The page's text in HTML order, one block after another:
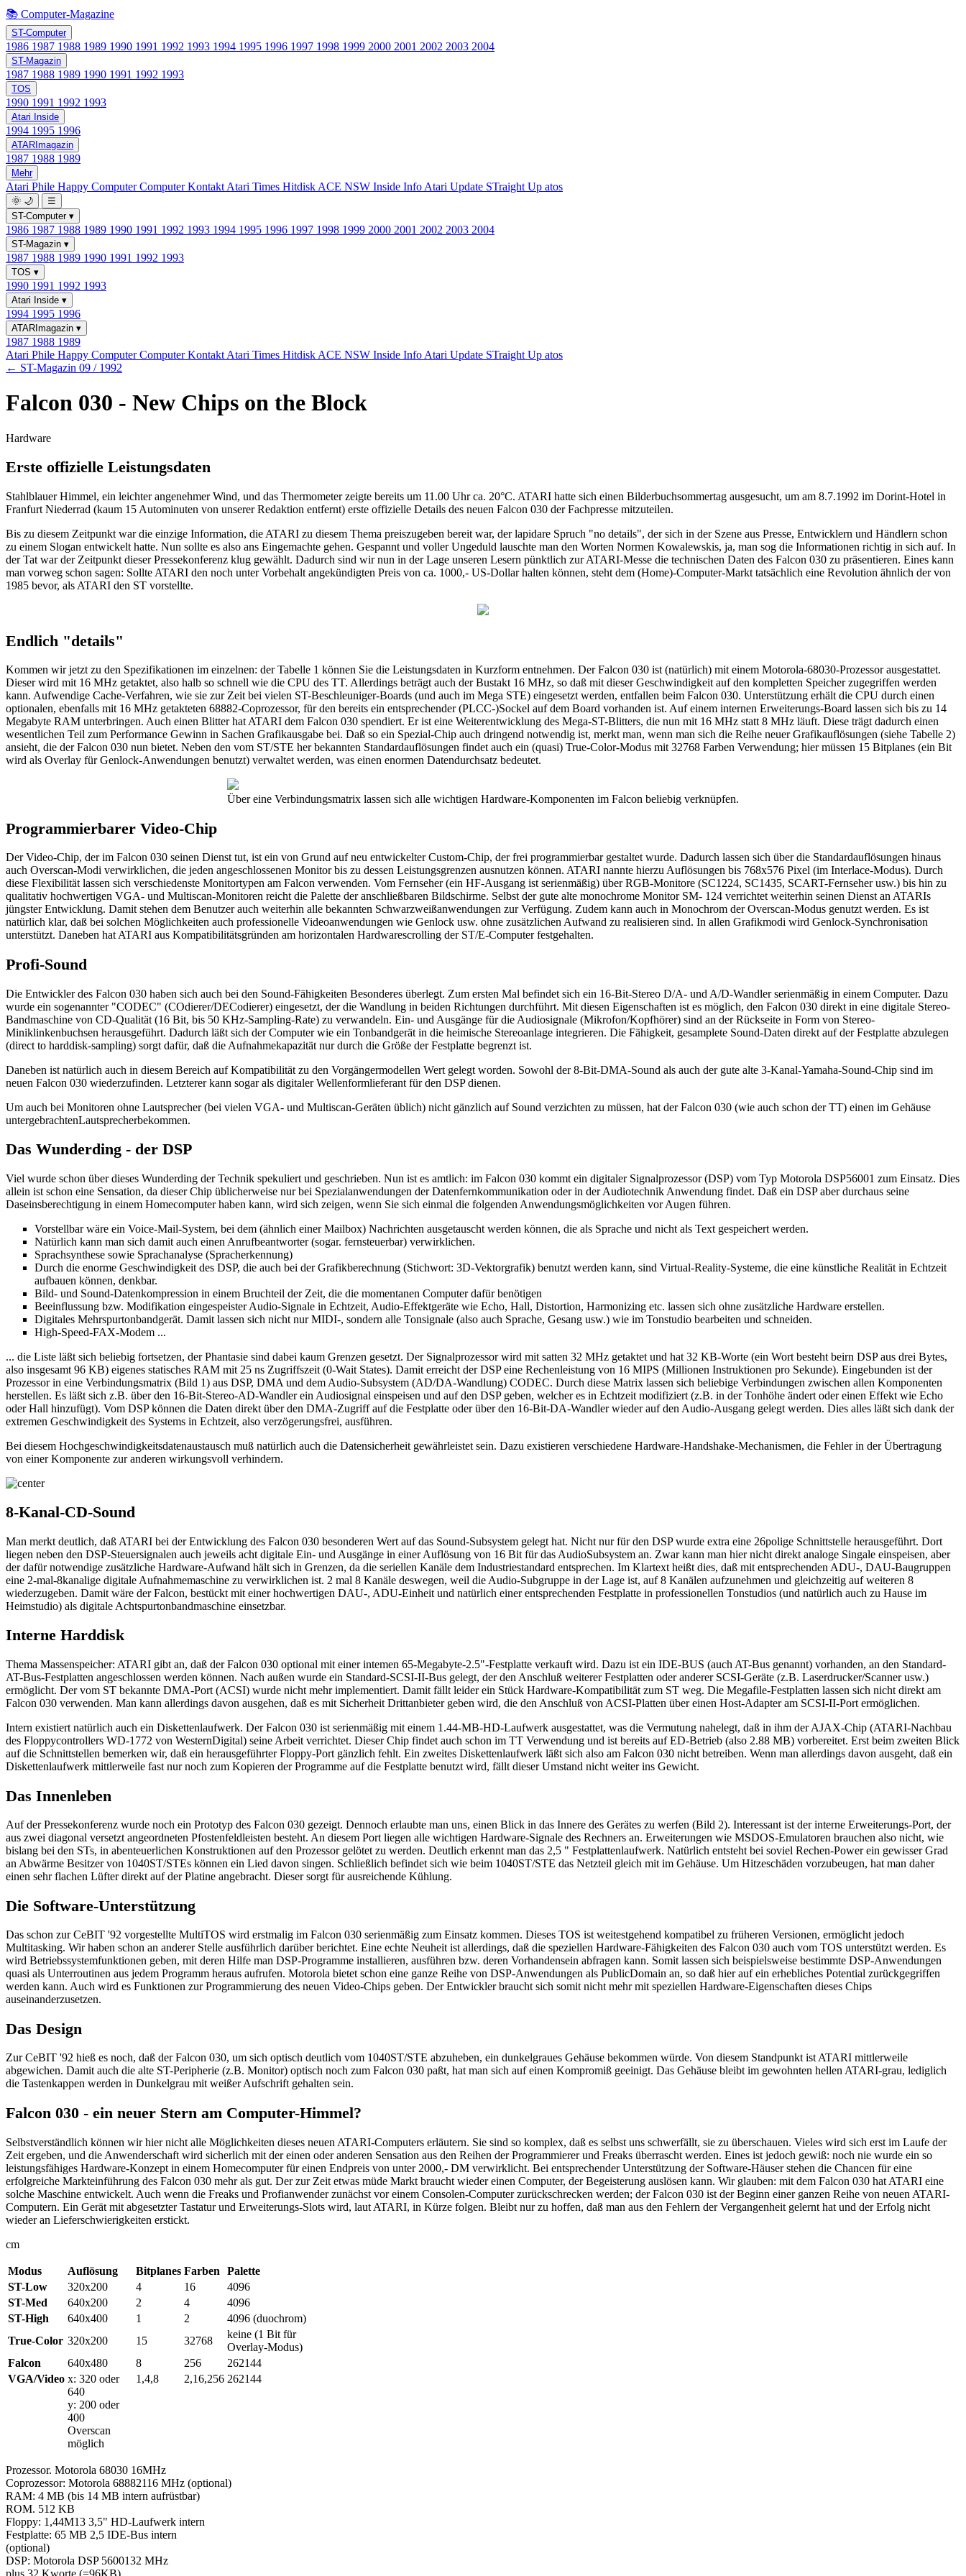
📚 Computer-Magazine
ST-Computer
1986 1987 1988 1989 1990 1991 1992 1993 1994 1995 1996 1997 1998 1999 2000 2001 2002 2003 2004
ST-Magazin
1987 1988 1989 1990 1991 1992 1993
TOS
1990 1991 1992 1993
Atari Inside
1994 1995 1996
ATARImagazin
1987 1988 1989
Mehr
Atari Phile Happy ComputerComputer Kontakt Atari Times Hitdisk ACE NSW Inside Info Atari Update STraight Up atos
🌞 🌙
☰
ST-Computer ▾
1986 1987 1988 1989 1990 1991 1992 1993 1994 1995 1996 1997 1998 1999 2000 2001 2002 2003 2004
ST-Magazin ▾
1987 1988 1989 1990 1991 1992 1993
TOS ▾
1990 1991 1992 1993
Atari Inside ▾
1994 1995 1996
ATARImagazin ▾
1987 1988 1989
Atari Phile Happy ComputerComputer Kontakt Atari Times Hitdisk ACE NSW Inside Info Atari Update STraight Up atos
← ST-Magazin 09 / 1992
Falcon 030 - New Chips on the Block
Hardware
Erste offizielle Leistungsdaten
Stahlblauer Himmel, ein leichter angenehmer Wind, und das Thermometer zeigte bereits um 11.00 Uhr ca. 20°C. ATARI hatte sich einen Bilderbuchsommertag ausgesucht, um am 8.7.1992 im Dorint-Hotel in
Franfurt Niederrad (kaum 15 Autominuten von unserer Redaktion entfernt) erste offizielle Details des neuen Falcon 030 der Fachpresse mitzuteilen.
Bis zu diesem Zeitpunkt war die einzige Information, die ATARI zu diesem Thema preiszugeben bereit war, der lapidare Spruch "no details", der sich in der Szene aus Presse, Entwicklern und Händlern schon
zu einem Slogan entwickelt hatte. Nun sollte es also ans Eingemachte gehen. Gespannt und voller Ungeduld lauschte man den Worten Normen Kowalewskis, ja, man sog die Informationen richtig in sich auf. In
der Tat war der Zeitpunkt dieser Pressekonferenz klug gewählt. Dadurch sind wir nun in der Lage unseren Lesern pünktlich zur ATARI-Messe die technischen Daten des Falcon 030 zu präsentieren. Eines kann
man vorweg schon sagen: Sollte ATARI den noch unter Vorbehalt angekündigten Preis von ca. 1000,- US-Dollar halten können, steht dem (Home)-Computer-Markt tatsächlich eine Revolution ähnlich der von
1985 bevor, als ATARI den ST vorstellte.
Endlich "details"
Kommen wir jetzt zu den Spezifikationen im einzelnen: der Tabelle 1 können Sie die Leistungsdaten in Kurzform entnehmen. Der Falcon 030 ist (natürlich) mit einem Motorola-68030-Prozessor ausgestattet.
Dieser wird mit 16 MHz getaktet, also halb so schnell wie die CPU des TT. Allerdings beträgt auch der Bustakt 16 MHz, so daß mit dieser Geschwindigkeit auf den kompletten Speicher zugegriffen werden
kann. Aufwendige Cache-Verfahren, wie sie zur Zeit bei vielen ST-Beschleuniger-Boards (und auch im Mega STE) eingesetzt werden, entfallen beim Falcon 030. Unterstützung erhält die CPU durch einen
optionalen, ebenfalls mit 16 MHz getakteten 68882-Coprozessor, für den bereits ein entsprechender (PLCC-)Sockel auf dem Board vorhanden ist. Auf einem internen Erweiterungs-Board lassen sich bis zu 14
Megabyte RAM unterbringen. Auch einen Blitter hat ATARI dem Falcon 030 spendiert. Er ist eine Weiterentwicklung des Mega-ST-Blitters, die nun mit 16 MHz statt 8 MHz läuft. Diese trägt dadurch einen
wesentlichen Teil zum Performance Gewinn in Sachen Grafikausgabe bei. Daß so ein Spezial-Chip auch dringend notwendig ist, merkt man, wenn man sich die Reihe neuer Grafikauflösungen (siehe Tabelle 2)
ansieht, die der Falcon 030 nun bietet. Neben den vom ST/STE her bekannten Standardauflösungen findet auch ein (quasi) True-Color-Modus mit 32768 Farben Verwendung; hier müssen 15 Bitplanes (ein Bit
wird als Overlay für Genlock-Anwendungen benutzt) verwaltet werden, was einen enormen Datendurchsatz bedeutet.
Über eine Verbindungsmatrix lassen sich alle wichtigen Hardware-Komponenten im Falcon beliebig verknüpfen.
Programmierbarer Video-Chip
Der Video-Chip, der im Falcon 030 seinen Dienst tut, ist ein von Grund auf neu entwickelter Custom-Chip, der frei programmierbar gestaltet wurde. Dadurch lassen sich über die Standardauflösungen hinaus
auch Overscan-Modi verwirklichen, die jeden angeschlossenen Monitor bis zu dessen Leistungsgrenzen ausnutzen können. ATARI nannte hierzu Auflösungen bis 768x576 Pixel (im Interlace-Modus). Durch
diese Flexibilität lassen sich verschiedenste Monitortypen am Falcon verwenden. Vom Fernseher (ein HF-Ausgang ist serienmäßig) über RGB-Monitore (SC1224, SC1435, SCART-Fernseher usw.) bis hin zu
qualitativ hochwertigen VGA- und Multiscan-Monitoren reicht die Palette der anschließbaren Bildschirme. Selbst der gute alte monochrome Monitor SM- 124 verrichtet weiterhin seinen Dienst an ATARIs
jüngster Entwicklung. Damit stehen dem Benutzer auch weiterhin alle bekannten Schwarzweißanwendungen zur Verfügung. Zudem kann auch in Monochrom der Overscan-Modus genutzt werden. Es ist
natürlich klar, daß bei solchen Möglichkeiten auch professionelle Videoanwendungen wie Genlock usw. ohne zusätzlichen Aufwand zu realisieren sind. In allen Grafikmodi wird Genlock-Synchronisation
unterstützt. Daneben hat ATARI aus Kompatibilitätsgründen am horizontalen Hardwarescrolling der ST/E-Computer festgehalten.
Profi-Sound
Die Entwickler des Falcon 030 haben sich auch bei den Sound-Fähigkeiten Besonderes überlegt. Zum ersten Mal befindet sich ein 16-Bit-Stereo D/A- und A/D-Wandler serienmäßig in einem Computer. Dazu
wurde ein sogenannter "CODEC" (COdierer/DECodierer) eingesetzt, der die Wandlung in beiden Richtungen durchführt. Mit diesen Eigenschaften ist es möglich, den Falcon 030 direkt in eine digitale Stereo-
Bandmaschine von CD-Qualität (16 Bit, bis 50 KHz-Sampling-Rate) zu verwandeln. Ein- und Ausgänge für die Audiosignale (Mikrofon/Kopfhörer) sind an der Rückseite in Form von Stereo-
Miniklinkenbuchsen herausgeführt. Dadurch läßt sich der Computer wie ein Tonbandgerät in die heimische Stereoanlage integrieren. Die Fähigkeit, gesamplete Sound-Daten direkt auf der Festplatte abzulegen
(direct to harddisk-sampling) sorgt dafür, daß die Aufnahmekapazität nur durch die Größe der Festplatte begrenzt ist.
Daneben ist natürlich auch in diesem Bereich auf Kompatibilität zu den Vorgängermodellen Wert gelegt worden. Sowohl der 8-Bit-DMA-Sound als auch der gute alte 3-Kanal-Yamaha-Sound-Chip sind im
neuen Falcon 030 wiederzufinden. Letzterer kann sogar als digitaler Wellenformlieferant für den DSP dienen.
Um auch bei Monitoren ohne Lautsprecher (bei vielen VGA- und Multiscan-Geräten üblich) nicht gänzlich auf Sound verzichten zu müssen, hat der Falcon 030 (wie auch schon der TT) einen im Gehäuse
untergebrachtenLautsprecherbekommen.
Das Wunderding - der DSP
Viel wurde schon über dieses Wunderding der Technik spekuliert und geschrieben. Nun ist es amtlich: im Falcon 030 kommt ein digitaler Signalprozessor (DSP) vom Typ Motorola DSP56001 zum Einsatz. Dies
allein ist schon eine Sensation, da dieser Chip üblicherweise nur bei Spezialanwendungen der Datenfernkommunikation oder in der Audiotechnik Anwendung findet. Daß ein DSP aber durchaus seine
Daseinsberechtigung in einem Homecomputer haben kann, wird sich zeigen, wenn Sie sich einmal die folgenden Anwendungsmöglichkeiten vor Augen führen.
Vorstellbar wäre ein Voice-Mail-System, bei dem (ähnlich einer Mailbox) Nachrichten ausgetauscht werden können, die als Sprache und nicht als Text gespeichert werden.
Natürlich kann man sich damit auch einen Anrufbeantworter (sogar. fernsteuerbar) verwirklichen.
Sprachsynthese sowie Sprachanalyse (Spracherkennung)
Durch die enorme Geschwindigkeit des DSP, die auch bei der Grafikberechnung (Stichwort: 3D-Vektorgrafik) benutzt werden kann, sind Virtual-Reality-Systeme, die eine künstliche Realität in Echtzeit
aufbauen können, denkbar.
Bild- und Sound-Datenkompression in einem Bruchteil der Zeit, die die momentanen Computer dafür benötigen
Beeinflussung bzw. Modifikation eingespeister Audio-Signale in Echtzeit, Audio-Effektgeräte wie Echo, Hall, Distortion, Harmonizing etc. lassen sich ohne zusätzliche Hardware erstellen.
Digitales Mehrspurtonbandgerät. Damit lassen sich nicht nur MIDI-, sondern alle Tonsignale (also auch Sprache, Gesang usw.) wie im Tonstudio bearbeiten und schneiden.
High-Speed-FAX-Modem ...
... die Liste läßt sich beliebig fortsetzen, der Phantasie sind dabei kaum Grenzen gesetzt. Der Signalprozessor wird mit satten 32 MHz getaktet und hat 32 KB-Worte (ein Wort besteht beirn DSP aus drei Bytes,
also insgesamt 96 KB) eigenes statisches RAM mit 25 ns Zugriffszeit (0-Wait States). Damit erreicht der DSP eine Rechenleistung von 16 MIPS (Millionen Instruktionen pro Sekunde). Eingebunden ist der
Prozessor in eine Verbindungsmatrix (Bild 1) aus DSP, DMA und dem Audio-Subsystem (AD/DA-Wandlung) CODEC. Durch diese Matrix lassen sich beliebige Verbindungen zwischen allen Komponenten
herstellen. Es läßt sich z.B. über den 16-Bit-Stereo-AD-Wandler ein Audiosignal einspeisen und auf den DSP geben, welcher es in Echtzeit modifiziert (z.B. in der Tonhöhe ändert oder einen Effekt wie Echo
oder Hall hinzufügt). Vom DSP können die Daten direkt über den DMA-Zugriff auf die Festplatte oder über den 16-Bit-DA-Wandler wieder auf den Audio-Ausgang gelegt werden. Dies alles läßt sich dank der
extremen Geschwindigkeit des Systems in Echtzeit, also verzögerungsfrei, ausführen.
Bei diesem Hochgeschwindigkeitsdatenaustausch muß natürlich auch die Datensicherheit gewährleistet sein. Dazu existieren verschiedene Hardware-Handshake-Mechanismen, die Fehler in der Übertragung
von einer Komponente zur anderen wirkungsvoll verhindern.
8-Kanal-CD-Sound
Man merkt deutlich, daß ATARI bei der Entwicklung des Falcon 030 besonderen Wert auf das Sound-Subsystem gelegt hat. Nicht nur für den DSP wurde extra eine 26polige Schnittstelle herausgeführt. Dort
liegen neben den DSP-Steuersignalen auch jeweils acht digitale Ein- und Ausgänge in einer Auflösung von 16 Bit für das AudioSubsystem an. Zwar kann man hier nicht direkt analoge Singale einspeisen, aber
der dafür notwendige zusätzliche Hardware-Aufwand hält sich in Grenzen, da die seriellen Kanäle dem Industriestandard entsprechen. Im Klartext heißt dies, daß mit entsprechenden ADU-, DAU-Baugruppen
eine 2-mal-8kanalige digitale Aufnahmemaschine zu verwirklichen ist. 2 mal 8 Kanäle deswegen, weil die Audio-Subgruppe in der Lage ist, auf 8 Kanälen aufzunehmen und gleichzeitig auf weiteren 8
wiederzugeben. Damit wäre der Falcon, bestückt mit einer hochwertigen DAU-, ADU-Einheit und natürlich einer entsprechenden Festplatte in professionellen Tonstudios (und natürlich auch zu Hause im
Heimstudio) als digitale Achtspurtonbandmaschine einsetzbar.
Interne Harddisk
Thema Massenspeicher: ATARI gibt an, daß der Falcon 030 optional mit einer intemen 65-Megabyte-2.5"-Festplatte verkauft wird. Dazu ist ein IDE-BUS (auch AT-Bus genannt) vorhanden, an den Standard-
AT-Bus-Festplatten angeschlossen werden können. Nach außen wurde ein Standard-SCSI-II-Bus gelegt, der den Anschluß weiterer Festplatten oder anderer SCSI-Geräte (z.B. Laserdrucker/Scanner usw.)
ermöglicht. Der vom ST bekannte DMA-Port (ACSI) wurde nicht mehr implementiert. Damit fällt leider ein Stück Hardware-Kompatibilität zum ST weg. Die Megafile-Festplatten lassen sich nicht direkt am
Falcon 030 verwenden. Man kann allerdings davon ausgehen, daß es mit Sicherheit Drittanbieter geben wird, die den Anschluß von ACSI-Platten über einen Host-Adapter am SCSI-II-Port ermöglichen.
Intern existiert natürlich auch ein Diskettenlaufwerk. Der Falcon 030 ist serienmäßig mit einem 1.44-MB-HD-Laufwerk ausgestattet, was die Vermutung nahelegt, daß in ihm der AJAX-Chip (ATARI-Nachbau
des Floppycontrollers WD-1772 von WesternDigital) seine Arbeit verrichtet. Dieser Chip findet auch schon im TT Verwendung und ist bereits auf ED-Betrieb (also 2.88 MB) vorbereitet. Erst beim zweiten Blick
auf die Schnittstellen bemerken wir, daß ein herausgeführter Floppy-Port gänzlich fehlt. Ein zweites Diskettenlaufwerk läßt sich also am Falcon 030 nicht betreiben. Wenn man allerdings davon ausgeht, daß ein
Diskettenlaufwerk mittlerweile fast nur noch zum Kopieren der Programme auf die Festplatte benutzt wird, fällt dieser Umstand nicht weiter ins Gewicht.
Das Innenleben
Auf der Pressekonferenz wurde noch ein Prototyp des Falcon 030 gezeigt. Dennoch erlaubte man uns, einen Blick in das Innere des Gerätes zu werfen (Bild 2). Interessant ist der interne Erweiterungs-Port, der
aus zwei diagonal versetzt angeordneten Pfostenfeldleisten besteht. An diesem Port liegen alle wichtigen Hardware-Signale des Rechners an. Erweiterungen wie MSDOS-Emulatoren brauchen also nicht, wie
bislang bei den STs, in abenteuerlichen Konstruktionen auf den Prozessor gelötet zu werden. Deutlich erkennt man das 2,5 " Festplattenlaufwerk. Natürlich entsteht bei soviel Rechen-Power ein gewisser Grad
an Abwärme Besitzer von 1040ST/STEs können ein Lied davon singen. Schließlich befindet sich wie beim 1040ST/STE das Netzteil gleich mit im Gehäuse. Um Hitzeschäden vorzubeugen, hat man daher
einen sehr flachen Lüfter direkt auf der Platine angebracht. Dieser sorgt für ausreichende Kühlung.
Die Software-Unterstützung
Das schon zur CeBIT '92 vorgestellte MultiTOS wird erstmalig im Falcon 030 serienmäßig zum Einsatz kommen. Dieses TOS ist weitestgehend kompatibel zu früheren Versionen, ermöglicht jedoch
Multitasking. Wir haben schon an anderer Stelle ausführlich darüber berichtet. Eine echte Neuheit ist allerdings, daß die speziellen Hardware-Fähigkeiten des Falcon 030 auch vom TOS unterstützt werden. Es
wird Betriebssystemfunktionen geben, mit deren Hilfe man DSP-Programme installieren, ausführen bzw. deren Vorhandensein abfragen kann. Somit lassen sich beispielsweise bestimmte DSP-Anwendungen
quasi als Unterroutinen aus jedem Programm heraus aufrufen. Motorola bietet schon eine ganze Reihe von DSP-Anwendungen als PublicDomain an, so daß hier auf ein erhebliches Potential zurückgegriffen
werden kann. Auch wird es Funktionen zur Programmierung des neuen Video-Chips geben. Der Entwickler braucht sich somit nicht mehr mit speziellen Hardware-Eigenschaften dieses Chips
auseinanderzusetzen.
Das Design
Zur CeBIT '92 hieß es noch, daß der Falcon 030, um sich optisch deutlich vom 1040ST/STE abzuheben, ein dunkelgraues Gehäuse bekommen würde. Von diesem Standpunkt ist ATARI mittlerweile
abgewichen. Damit auch die alte ST-Peripherie (z.B. Monitor) optisch noch zum Falcon 030 paßt, hat man sich auf einen Kompromiß geeinigt. Das Gehäuse bleibt im gewohnten hellen ATARI-grau, lediglich
die Tastenkappen werden in Dunkelgrau mit weißer Aufschrift gehalten sein.
Falcon 030 - ein neuer Stern am Computer-Himmel?
Selbstverständlich können wir hier nicht alle Möglichkeiten dieses neuen ATARI-Computers erläutern. Sie sind so komplex, daß es selbst uns schwerfällt, sie zu überschauen. Vieles wird sich erst im Laufe der
Zeit ergeben, und die Anwenderschaft wird sicherlich mit der einen oder anderen Sensation aus den Reihen der Programmierer und Freaks überrascht werden. Eines ist jedoch gewiß: noch nie wurde ein so
leistungsfähiges Hardware-Konzept in einem Homecomputer für einen Endpreis von unter 2000,- DM verwirklicht. Bei entsprechender Unterstützung der Software-Häuser stehen die Chancen für eine
erfolgreiche Markteinführung des Falcon 030 mehr als gut. Der zur Zeit etwas müde Markt braucht wieder einen Computer, der Begeisterung auslösen kann. Wir glauben: mit dem Falcon 030 hat ATARI eine
solche Maschine entwickelt. Auch wenn die Freaks und Profianwender zunächst vor einem Consolen-Computer zurückschrecken werden; der Falcon 030 ist der Beginn einer ganzen Reihe von neuen ATARI-
Computern. Ein Gerät mit abgesetzter Tastatur und Erweiterungs-Slots wird, laut ATARI, in Kürze folgen. Bleibt nur zu hoffen, daß man aus den Fehlern der Vergangenheit gelernt hat und der Erfolg nicht
wieder an Lieferschwierigkeiten erstickt.
cm
Modus Auflösung Bitplanes Farben
Palette
ST-Low
320x200 4 16
4096
ST-Med
640x200 2 4
4096
ST-High
640x400 1 2
4096 (duochrom)
True-Color 320x200 15 32768
keine (1 Bit für
Overlay-Modus)
Falcon
640x480 8 256
262144
VGA/Video x: 320 oder
640
y: 200 oder
400
Overscan
möglich
1,4,8 2,16,256 262144
Prozessor. Motorola 68030 16MHz
Coprozessor: Motorola 68882116 MHz (optional)
RAM: 4 MB (bis 14 MB intern aufrüstbar)
ROM. 512 KB
Floppy: 1,44M13 3,5" HD-Laufwerk intern
Festplatte: 65 MB 2,5 IDE-Bus intern
(optional)
DSP: Motorola DSP 5600132 MHz
plus 32 Kworte (=96KB)